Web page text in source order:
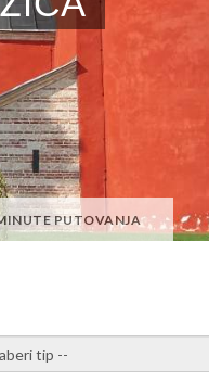
PUTOVANJA
tip -